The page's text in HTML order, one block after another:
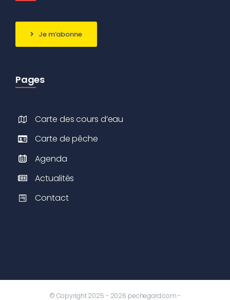
Je m’abonne
Pages
Carte des cours d’eau
Carte de pêche
Agenda
Actualités
Contact
© Copyright 2025 - 2026 pechegard.com -